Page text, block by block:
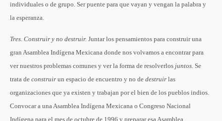
individuales o de grupo. Ser puente para que vayan y vengan la palabra y
la esperanza.
Tres. Construir y no destruir. Juntar los pensamientos para construir una
gran Asamblea Indígena Mexicana donde nos volvamos a encontrar para
ver nuestros problemas comunes y ver la forma de resolverlos juntos. Se
trata de construir un espacio de encuentro y no de destruir las
organizaciones que ya existen y trabajan por el bien de los pueblos indios.
Convocar a una Asamblea Indígena Mexicana o Congreso Nacional
Indígena para el mes de octubre de 1996 y preparar esa Asamblea.